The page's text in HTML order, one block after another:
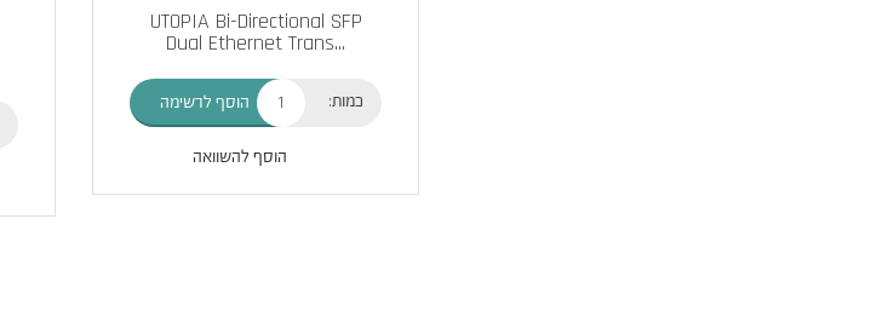
UTOPIA Bi-Directional SFP
Dual Ethernet Trans...
כמות: הוסף לרשימה
הוסף להשוואה